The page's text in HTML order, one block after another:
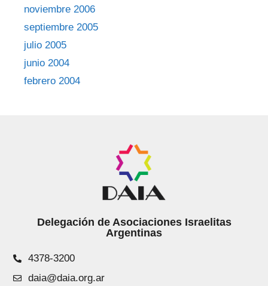
noviembre 2006
septiembre 2005
julio 2005
junio 2004
febrero 2004
Delegación de Asociaciones Israelitas
Argentinas
4378-3200
daia@daia.org.ar